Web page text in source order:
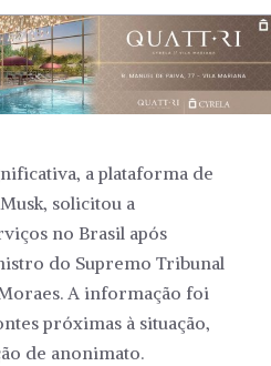
a plataforma de
solicitou a
no Brasil após
do Supremo Tribunal
A informação foi
próximas à situação,
de anonimato.